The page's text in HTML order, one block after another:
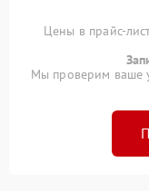
Цены в прайс-
Мы проверим ваше